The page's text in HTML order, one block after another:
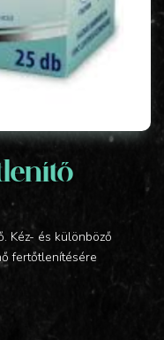
Kéz- és különböző
fertőtlenítésére